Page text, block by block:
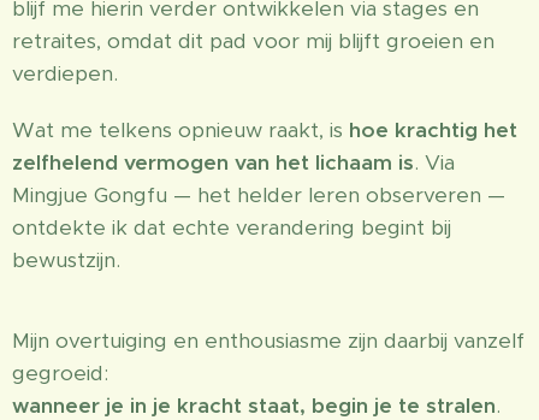
blijf me hierin verder ontwikkelen via stages en
retraites, omdat dit pad voor mij blijft groeien en
verdiepen.
Wat me telkens opnieuw raakt, is hoe krachtig het
zelfhelend vermogen van het lichaam is. Via
Mingjue Gongfu — het helder leren observeren —
ontdekte ik dat echte verandering begint bij
bewustzijn.
Mijn overtuiging en enthousiasme zijn daarbij vanzelf
gegroeid:
wanneer je in je kracht staat, begin je te stralen.